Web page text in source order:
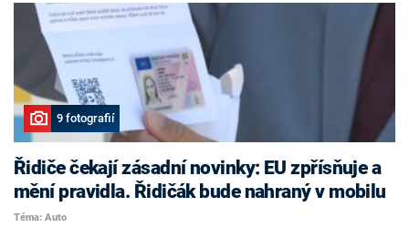
9 fotografií
Řidiče čekají zásadní novinky: EU zpřísňuje a
mění pravidla. Řidičák bude nahraný v mobilu
Téma: Auto